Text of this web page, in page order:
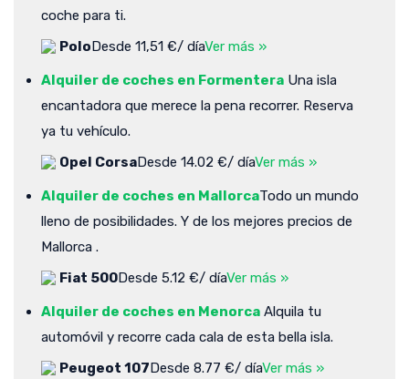
coche para ti.
Polo Desde 11,51 €/ díaVer más »
Alquiler de coches en Formentera Una isla
encantadora que merece la pena recorrer. Reserva
ya tu vehículo.
Opel CorsaDesde 14.02 €/ díaVer más »
Alquiler de coches en MallorcaTodo un mundo
lleno de posibilidades. Y de los mejores precios de
Mallorca .
Fiat 500Desde 5.12 €/ díaVer más »
Alquiler de coches en Menorca Alquila tu
automóvil y recorre cada cala de esta bella isla.
Peugeot 107 Desde 8.77 €/ díaVer más »